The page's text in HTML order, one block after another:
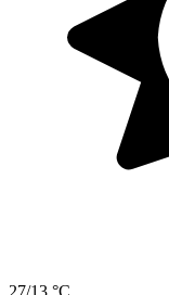
27/13 °C